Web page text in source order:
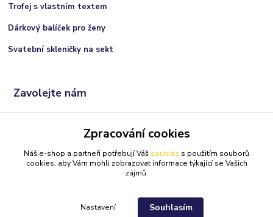
Trofej s vlastním textem
Dárkový balíček pro ženy
Svatební skleničky na sekt
Zavolejte nám
(Po-Ne, 9:00 - 21:00 hod.)
info@darkolandia.cz
Zpracování cookies
Náš e-shop a partneři potřebují Váš souhlas s použitím souborů
cookies, aby Vám mohli zobrazovat informace týkající se Vašich
zájmů.
Nastavení Souhlasím